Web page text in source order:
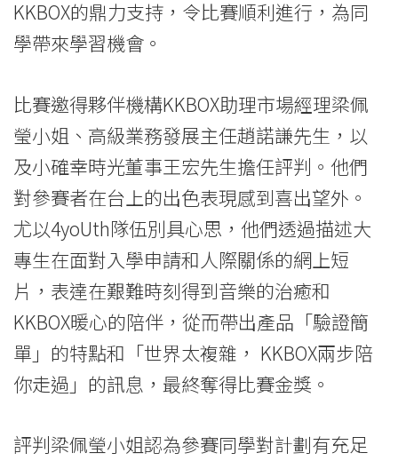
港
會
大
學
KKBOX的鼎力支持，令比賽順利進行，為同
學帶來學習機會。
比賽邀得夥伴機構KKBOX助理市場經理梁佩
瑩小姐、高級業務發展主任趙諾謙先生，以
及小確幸時光董事王宏先生擔任評判。他們
對參賽者在台上的出色表現感到喜出望外。
尤以4yoUth隊伍別具心思，他們透過描述大
專生在面對入學申請和人際關係的網上短
片，表達在艱難時刻得到音樂的治癒和
KKBOX暖心的陪伴，從而帶出產品「驗證簡
單」的特點和「世界太複雜， KKBOX兩步陪
你走過」的訊息，最終奪得比賽金獎。
評判梁佩瑩小姐認為參賽同學對計劃有充足